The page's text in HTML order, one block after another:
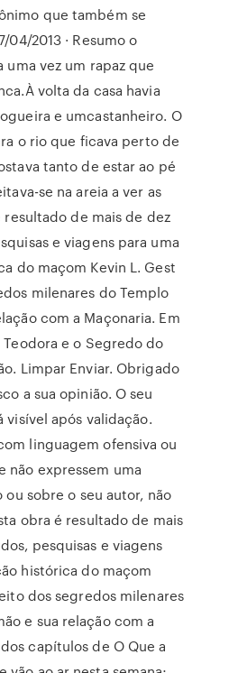
que também se
2013 · Resumo o
uma vez um rapaz que
volta da casa havia
e umcastanheiro. O
o rio que ficava perto de
tanto de estar ao pé
se na areia a ver as
resultado de mais de dez
e viagens para uma
do maçom Kevin L. Gest
milenares do Templo
com a Maçonaria. Em
Teodora e o Segredo do
Limpar Enviar. Obrigado
a sua opinião. O seu
após validação.
linguagem ofensiva ou
não expressem uma
sobre o seu autor, não
obra é resultado de mais
pesquisas e viagens
histórica do maçom
dos segredos milenares
e sua relação com a
capítulos de O Que a